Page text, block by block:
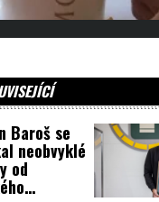
Baroš se
neobvyklé
od